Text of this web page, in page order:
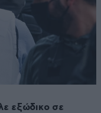
εξώδικο σε